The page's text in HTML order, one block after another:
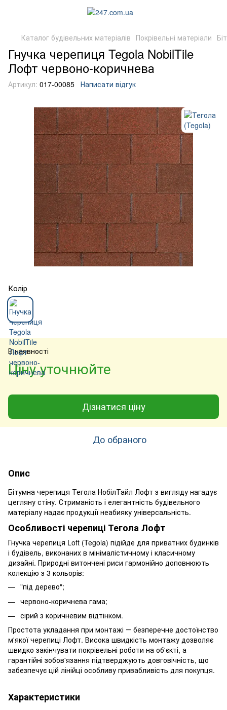
Каталог будівельних матеріалів Покрівельні матеріали
Гнучка черепиця Tegola NobilTile
Лофт червоно-коричнева
Артикул: 017-00085 Написати відгук
Колір
В наявності
Ціну уточнюйте
Дізнатися ціну
До обраного
Опис
Бітумна черепиця Тегола НобілТайл Лофт з вигляду нагадує
цегляну стіну. Стриманість і елегантність будівельного
матеріалу надає продукції неабияку універсальність.
Особливості черепиці Тегола Лофт
Гнучка черепиця Loft (Tegola) підійде для приватних будинків
і будівель, виконаних в мінімалістичному і класичному
дизайні. Природні витончені риси гармонійно доповнюють
колекцію з 3 кольорів:
"під дерево";
червоно-коричнева гама;
сірий з коричневим відтінком.
Простота укладання при монтажі ― безперечне достоїнство
м'якої черепиці Лофт. Висока швидкість монтажу дозволяє
швидко закінчувати покрівельні роботи на об'єкті, а
гарантійні зобов'язання підтверджують довговічність, що
забезпечує цій лінійці особливу привабливість для покупця.
Характеристики